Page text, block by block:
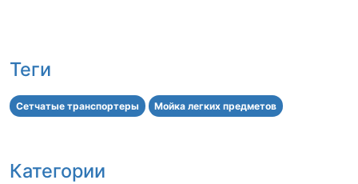
Теги
Сетчатые транспортеры Мойка легких предметов
Категории